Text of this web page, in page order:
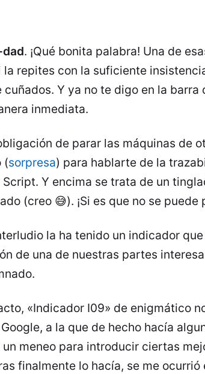
. ¡Qué bonita palabra! Una de
la repites con la suficiente
cuñados. Y ya no te digo en la
inmediata.
de parar las máquinas de
(sorpresa) para hablarte de la
Script. Y encima se trata de un
(creo 😅). ¡Si es que no se puede
la ha tenido un indicador
de una de nuestras partes
«Indicador I09» de enigmático
a la que de hecho hacía
meneo para introducir ciertas
finalmente lo hacía, se me